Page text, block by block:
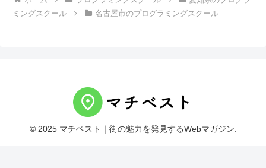
ミングスクール
名古屋市のプログラミングスクール
© 2025 マチベスト｜街の魅力を発見するWebマガジン.